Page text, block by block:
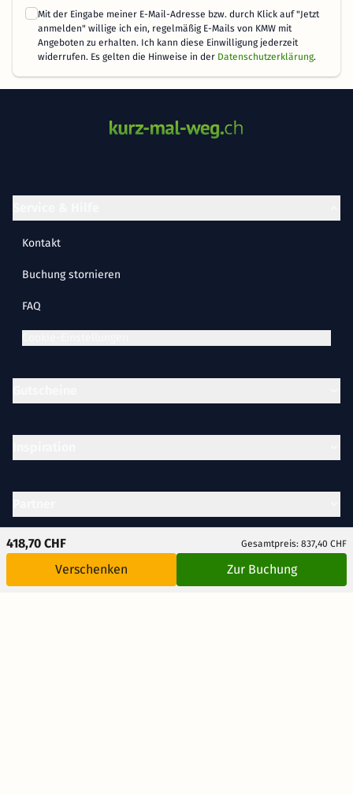
418,70 CHF Gesamtpreis: 837,40 CHF
Verschenken Zur Buchung
Mit der Eingabe meiner E-Mail-Adresse bzw. durch Klick auf "Jetzt
anmelden" willige ich ein, regelmäßig E-Mails von KMW mit
Angeboten zu erhalten. Ich kann diese Einwilligung jederzeit
widerrufen. Es gelten die Hinweise in der Datenschutzerklärung.
Kontakt
Buchung stornieren
FAQ
Unternehmen